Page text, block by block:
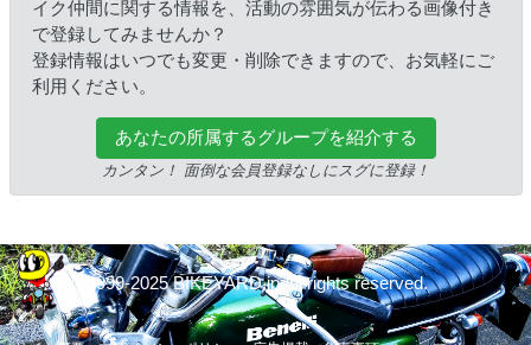
イク仲間に関する情報を、活動の雰囲気が伝わる画像付き
で登録してみませんか？
登録情報はいつでも変更・削除できますので、お気軽にご
利用ください。
あなたの所属するグループを紹介する
カンタン！ 面倒な会員登録なしにスグに登録！
© 1999-2025 BIKEYARD.jp All rights reserved.